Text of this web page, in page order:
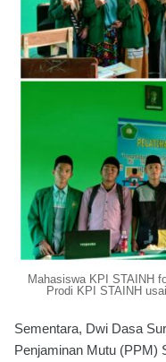
Mahasiswa KPI STAINH
Prodi KPI STAINH
Sementara, Dwi Dasa
Penjaminan Mutu (PPM)